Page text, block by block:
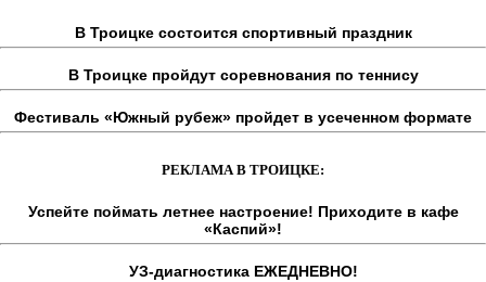
В Троицке состоится спортивный праздник
В Троицке пройдут соревнования по теннису
Фестиваль «Южный рубеж» пройдет в усеченном формате
РЕКЛАМА В ТРОИЦКЕ:
Успейте поймать летнее настроение! Приходите в кафе
«Каспий»!
УЗ-диагностика ЕЖЕДНЕВНО!